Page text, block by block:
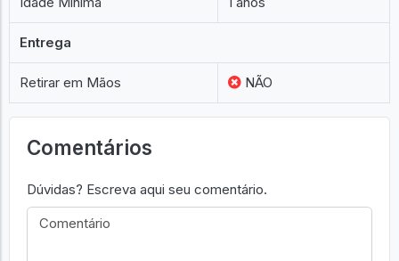
Entrega
Retirar em Mãos NÃO
Comentários
Dúvidas? Escreva aqui seu comentário.